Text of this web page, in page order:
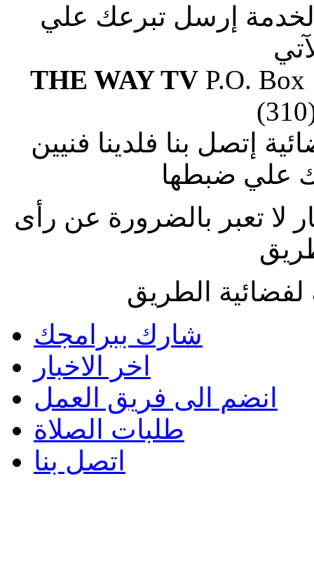
إرسل تبرعك علي
THE WAY TVP.O. Box
إتصل بنا فلدينا فنيين
علي ضبطها
لا تعبر بالضرورة عن رأى
الطريق
شارك ببرامجك
اخر الاخبار
انضم الى فريق العمل
طلبات الصلاة
اتصل بنا